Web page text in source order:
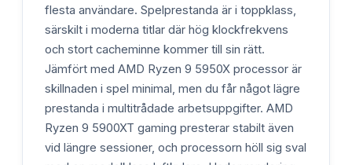
flesta användare. Spelprestanda är i toppklass,
särskilt i moderna titlar där hög klockfrekvens
och stort cacheminne kommer till sin rätt.
Jämfört med AMD Ryzen 9 5950X processor är
skillnaden i spel minimal, men du får något lägre
prestanda i multitrådade arbetsuppgifter. AMD
Ryzen 9 5900XT gaming presterar stabilt även
vid längre sessioner, och processorn höll sig sval